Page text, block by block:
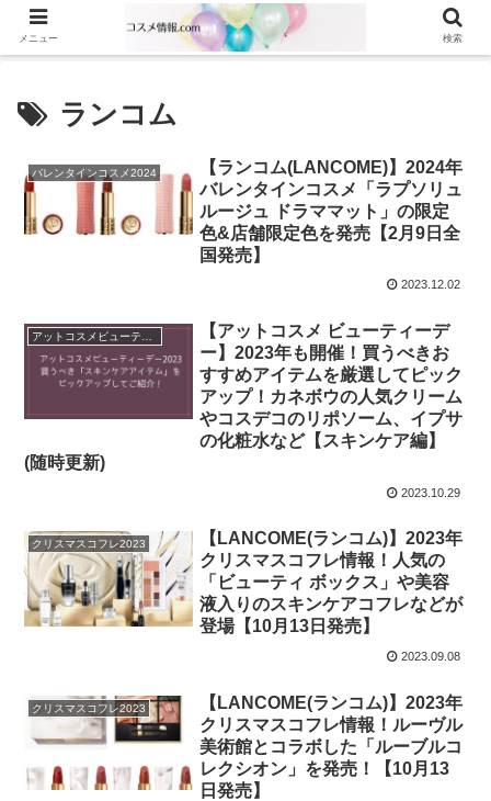
ランコム
バレンタインコスメ2024
【ランコム(LANCOME)】2024年
バレンタインコスメ「ラプソリュ
ルージュ ドラママット」の限定
色&店舗限定色を発売【2月9日全
国発売】
2023.12.02
アットコスメビューティーデー2023
【アットコスメ ビューティーデ
ー】2023年も開催！買うべきお
すすめアイテムを厳選してピック
アップ！カネボウの人気クリーム
やコスデコのリポソーム、イプサ
の化粧水など【スキンケア編】
(随時更新)
2023.10.29
クリスマスコフレ2023
【LANCOME(ランコム)】2023年
クリスマスコフレ情報！人気の
「ビューティ ボックス」や美容
液入りのスキンケアコフレなどが
登場【10月13日発売】
2023.09.08
クリスマスコフレ2023
【LANCOME(ランコム)】2023年
クリスマスコフレ情報！ルーヴル
美術館とコラボした「ルーブルコ
レクシオン」を発売！【10月13
日発売】
メニュー 検索